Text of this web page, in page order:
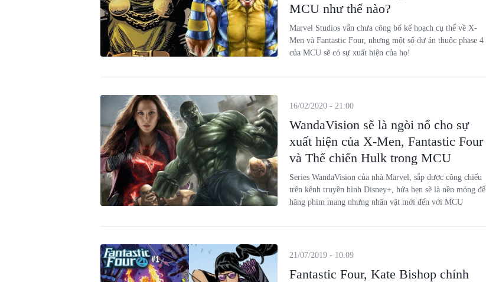
MCU như thế nào?
Marvel Studios vẫn chưa công bố kế hoạch cụ thể về X-
Men và Fantastic Four, nhưng một số dự án thuộc phase 4
của MCU sẽ có sự xuất hiện của họ!
WandaVision sẽ là ngòi nổ cho sự
xuất hiện của X-Men, Fantastic Four
và Thế chiến Hulk trong MCU
16/02/2020 - 21:00
Series WandaVision của nhà Marvel, sắp được công chiếu
trên kênh truyền hình Disney+, hứa hẹn sẽ là nền móng để
hãng phim mang nhưng nhân vật mới đến với MCU
Fantastic Four, Kate Bishop chính
21/07/2019 - 10:09